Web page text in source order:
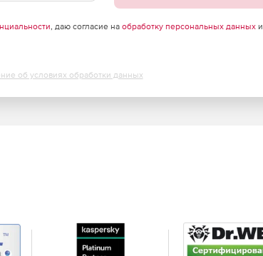
, даю согласие на обработку персональных данныхи
об условиях обработки данных